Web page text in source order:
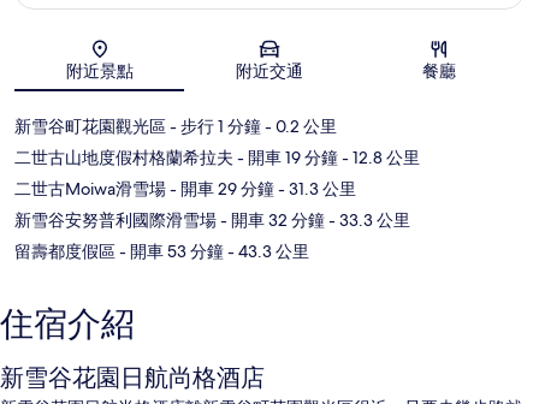
地圖
附近景點 附近交通 餐廳
新雪谷町花園觀光區- 步行 1 分鐘- 0.2 公里
二世古山地度假村格蘭希拉夫 - 開車 19 分鐘- 12.8 公里
二世古Moiwa滑雪場- 開車 29 分鐘- 31.3 公里
新雪谷安努普利國際滑雪場- 開車 32 分鐘- 33.3 公里
留壽都度假區- 開車 53 分鐘- 43.3 公里
住宿介紹
新雪谷花園日航尚格酒店